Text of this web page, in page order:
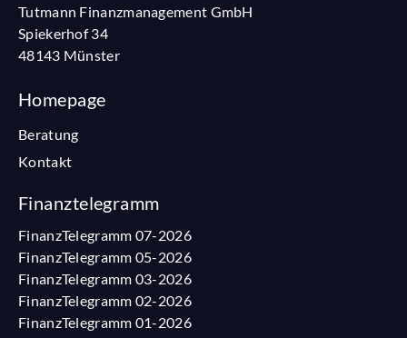
Tutmann Finanzmanagement GmbH
Spiekerhof 34
48143 Münster
Homepage
Fußzeile
Beratung
Kontakt
Finanztelegramm
FinanzTelegramm 07-2026
FinanzTelegramm 05-2026
FinanzTelegramm 03-2026
FinanzTelegramm 02-2026
FinanzTelegramm 01-2026